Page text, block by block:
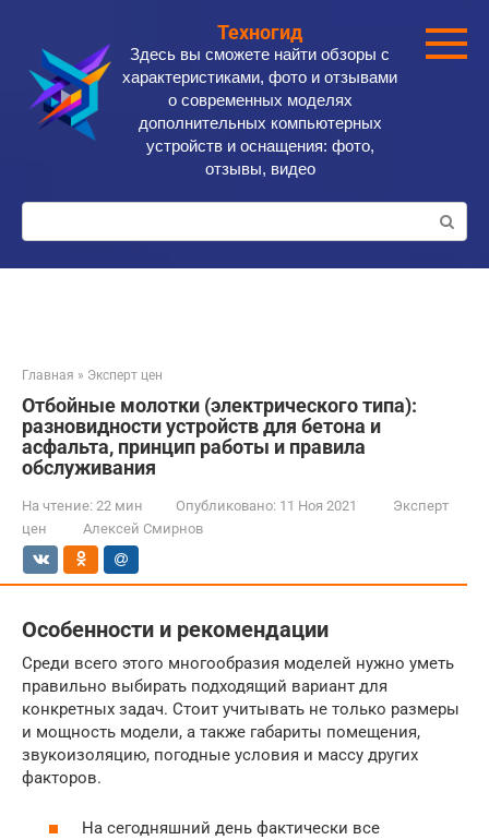
контенту
Техногид
Здесь вы сможете найти обзоры с
характеристиками, фото и отзывами
о современных моделях
дополнительных компьютерных
устройств и оснащения: фото,
отзывы, видео
Поиск:
Главная » Эксперт цен
Отбойные молотки (электрического типа):
разновидности устройств для бетона и
асфальта, принцип работы и правила
обслуживания
На чтение: 22 мин Опубликовано: 11 Ноя 2021
Эксперт
цен
Алексей Смирнов
Особенности и рекомендации
Среди всего этого многообразия моделей нужно уметь
правильно выбирать подходящий вариант для
конкретных задач. Стоит учитывать не только размеры
и мощность модели, а также габариты помещения,
звукоизоляцию, погодные условия и массу других
факторов.
На сегодняшний день фактически все